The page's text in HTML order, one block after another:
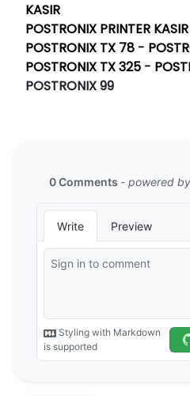
KASIR
POSTRONIX PRINTER KASIR
POSTRONIX TX 78 -
POSTRONIX TX 325 -
POSTRONIX 99